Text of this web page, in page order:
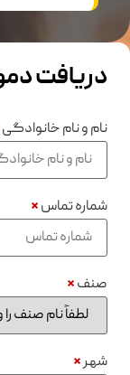
دریافت
نام و نام خانوادگی
شماره تماس*
صنف*
شهر*